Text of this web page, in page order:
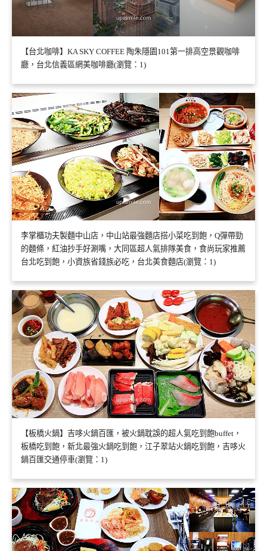
【台北咖啡】KA SKY COFFEE 陶朱隱園101第一排高空景觀咖啡
廳，台北信義區網美咖啡廳(瀏覽：1)
李掌櫃功夫製麵中山店，中山站最強麵店搭小菜吃到飽，Q彈帶勁
的麵條，紅油抄手好涮嘴，大同區超人氣排隊美食，食尚玩家推薦
台北吃到飽，小資族省錢族必吃，台北美食麵店(瀏覽：1)
【板橋火鍋】吉哆火鍋百匯，被火鍋耽誤的超人氣吃到飽buffet，
板橋吃到飽，新北最強火鍋吃到飽，江子翠站火鍋吃到飽，吉哆火
鍋百匯交通停車(瀏覽：1)